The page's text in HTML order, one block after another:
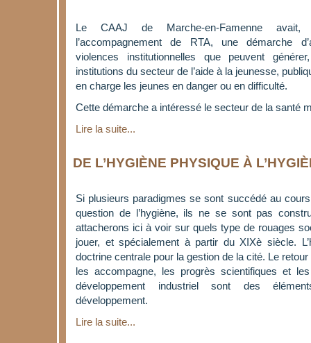
Le CAAJ de Marche-en-Famenne
l’accompagnement de RTA, une démarche
violences institutionnelles que peuvent
institutions du secteur de l’aide à la jeunesse,
en charge les jeunes en danger ou en difficulté.
Cette démarche a intéressé le secteur de la santé
Lire la suite...
DE L’HYGIÈNE PHYSIQUE À
Si plusieurs paradigmes se sont succédé au
question de l’hygiène, ils ne se sont pas
attacherons ici à voir sur quels type de rouages
jouer, et spécialement à partir du XIXè siècle.
doctrine centrale pour la gestion de la cité. Le retour
les accompagne, les progrès scientifiques et
développement industriel sont des
développement.
Lire la suite...